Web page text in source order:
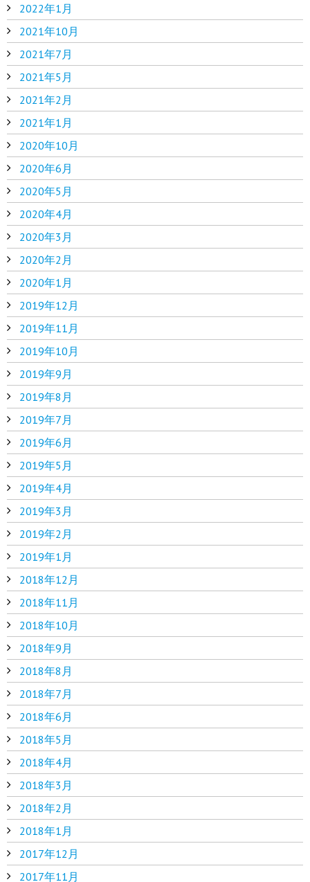
2022年1月
2021年10月
2021年7月
2021年5月
2021年2月
2021年1月
2020年10月
2020年6月
2020年5月
2020年4月
2020年3月
2020年2月
2020年1月
2019年12月
2019年11月
2019年10月
2019年9月
2019年8月
2019年7月
2019年6月
2019年5月
2019年4月
2019年3月
2019年2月
2019年1月
2018年12月
2018年11月
2018年10月
2018年9月
2018年8月
2018年7月
2018年6月
2018年5月
2018年4月
2018年3月
2018年2月
2018年1月
2017年12月
2017年11月